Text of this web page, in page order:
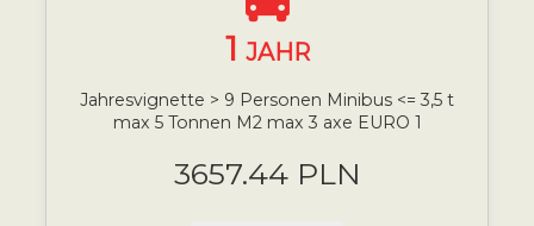
1 JAHR
Jahresvignette > 9 Personen Minibus <= 3,5 t
max 5 Tonnen M2 max 3 axe EURO 1
3657.44 PLN